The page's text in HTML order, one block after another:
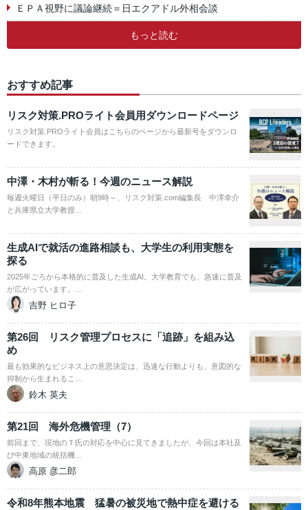
ＥＰＡ視野に議論継続＝日エクアドル外相会談
もっと読む
おすすめ記事
リスク対策.PROライト会員用ダウンロードページ
リスク対策.PROライト会員はこちらのページから最新号をダウンロ
ードできます。
中澤・木村が斬る！今週のニュース解説
毎週火曜日（平日のみ）朝9時～、リスク対策.com編集長 中澤幸介
と兵庫県立大学教授…
生成AIで就活の進路相談も、大学生の利用実態を
探る
2025年ごろから本格的に普及した生成AI。大学教育でも、急速に普及
が広がっています。…
吉野 ヒロ子
第26回 リスク管理プロセスに「追跡」を組み込
め
最も効果的なビジネス上の意思決定は、迅速な行動よりも、意図的な
抑制から生まれるこ…
鈴木 英夫
第21回 海外危機管理（7）
前回まで、現地のＴ氏の対応を中心に見てきましたが、今回は本社及
び中東地域の統括機…
高原 彦二郎
令和8年熊本地震 猛暑の被災地で熱中症を避ける